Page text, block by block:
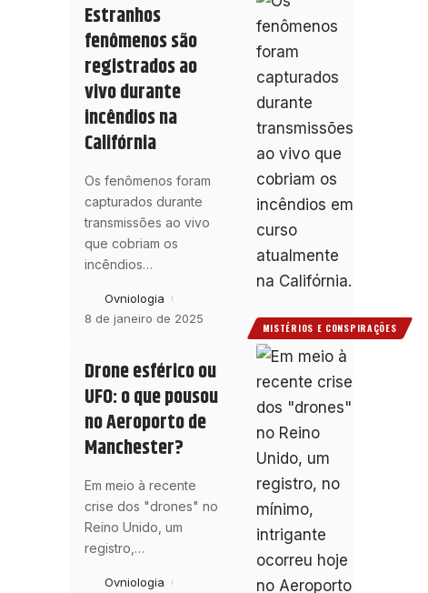
MISTÉRIOS E CONSPIRAÇÕES
Estranhos
fenômenos são
registrados ao
vivo durante
incêndios na
Califórnia
Os fenômenos foram
capturados durante
transmissões ao vivo
que cobriam os
incêndios…
Ovniologia
8 de janeiro de 2025
Drone esférico ou
UFO: o que pousou
no Aeroporto de
Manchester?
Em meio à recente
crise dos "drones" no
Reino Unido, um
registro,…
Ovniologia